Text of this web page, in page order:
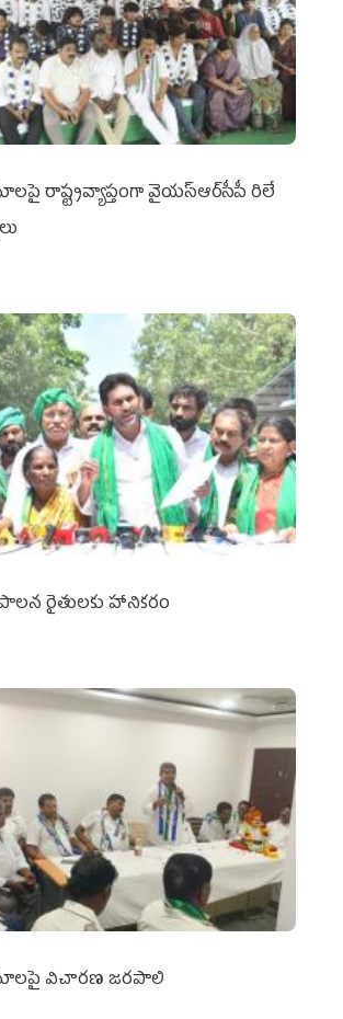
రాష్ట్రవ్యాప్తంగా వైయ‌స్ఆర్‌సీపీ రిలే
రైతులకు హానికరం
విచారణ జరపాలి